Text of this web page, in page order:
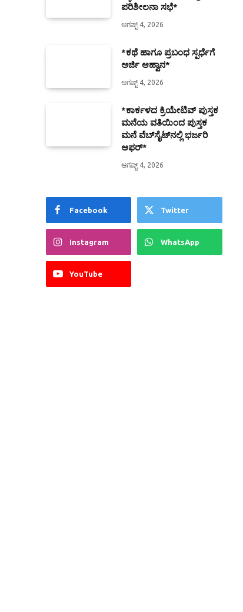
ಪರಿಶೀಲನಾ ಸಭೆ*
ಆಗಷ್ಟ್ 4, 2026
*ಕಥೆ ಹಾಗೂ ಪ್ರಬಂಧ ಸ್ಪರ್ಧೆಗೆ
ಅರ್ಜಿ ಆಹ್ವಾನ*
ಆಗಷ್ಟ್ 4, 2026
*ಕಾರ್ಕಳದ ಕ್ರಿಯೇಟಿವ್ ಪುಸ್ತಕ
ಮನೆಯ ವತಿಯಿಂದ ಪುಸ್ತಕ
ಮನೆ ವೆಬ್‍ಸೈಟ್‍ನಲ್ಲಿ ಭರ್ಜರಿ
ಆಫರ್*
ಆಗಷ್ಟ್ 4, 2026
Facebook Twitter
Instagram WhatsApp
YouTube